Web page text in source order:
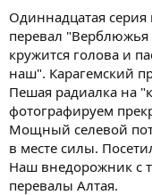
Одиннадцатая серия
перевал "Верблюжья
кружится голова и
наш". Карагемский
Пешая радиалка на
фотографируем
Мощный селевой
в месте силы.
Наш внедорожник с
перевалы Алтая.